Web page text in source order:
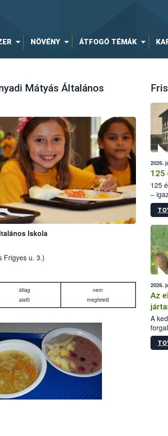
NÖVÉNY ÁTFOGÓ TÉMÁK
Mátyás Általános
Iskola
Frigyes u. 3.)
átlag
alatti
nem
megfelelő
2026.
125
125
–
15.
2026.
Az
A